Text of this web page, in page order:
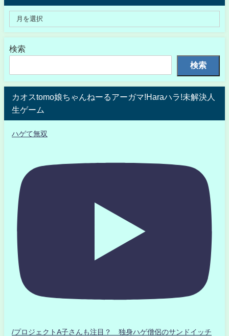
検索
検索
カオスtomo娘ちゃんねーるアーガマ!Haraハラ!未解決人
生ゲーム
ハゲて無双
/プロジェクトA子さんも注目？ 独身ハゲ僧侶のサンドイッチ